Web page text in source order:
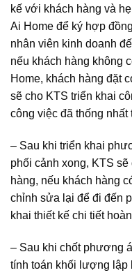
kế với khách hàng và
Ai Home để ký hợp
nhân viên kinh doanh
nếu khách hàng không
Home, khách hàng đặt
sẽ cho KTS triển khai
công việc đã thống nhất
– Sau khi triển khai
phối cảnh xong, KTS
hàng, nếu khách hàng
chỉnh sửa lại để đi đến
khai thiết kế chi tiết
– Sau khi chốt phương
tính toán khối lượng lập